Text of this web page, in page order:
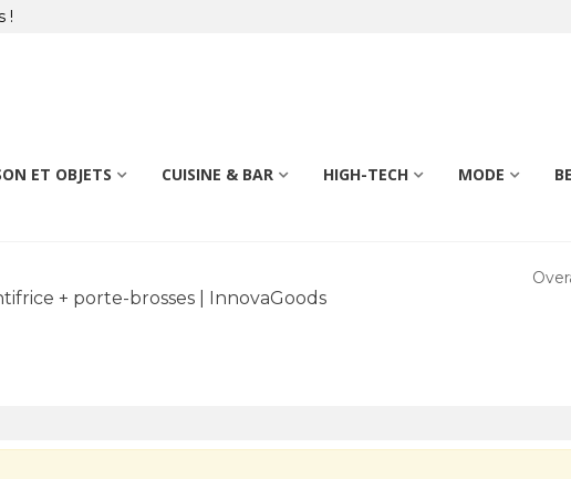
!
ET OBJETS CUISINE & BAR HIGH-TECH MODE
+ porte-brosses | InnovaGoods